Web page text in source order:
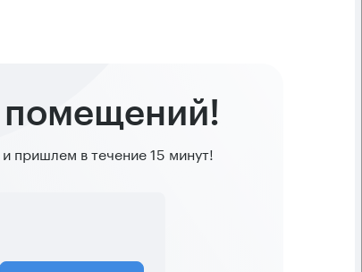
помещений!
пришлем в течение 15 минут!